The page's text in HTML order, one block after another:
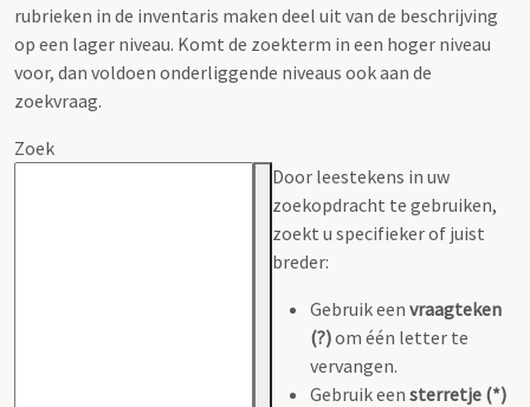
rubrieken in de inventaris maken deel uit van de beschrijving
op een lager niveau. Komt de zoekterm in een hoger niveau
voor, dan voldoen onderliggende niveaus ook aan de
zoekvraag.
Zoek
Door leestekens in uw
zoekopdracht te gebruiken,
zoekt u specifieker of juist
breder:
Gebruik een vraagteken
(?)om één letter te
vervangen.
Gebruik een sterretje (*)